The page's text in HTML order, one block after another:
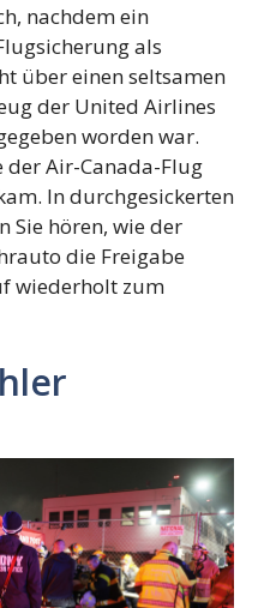
nachdem ein
als
über einen seltsamen
der United Airlines
worden war.
der Air-Canada-Flug
In durchgesickerten
Sie hören, wie der
die Freigabe
wiederholt zum